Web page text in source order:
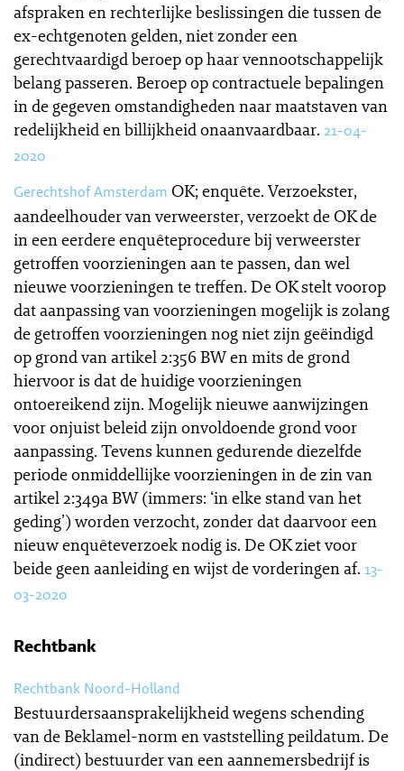
afspraken en rechterlijke beslissingen die tussen de
ex-echtgenoten gelden, niet zonder een
gerechtvaardigd beroep op haar vennootschappelijk
belang passeren. Beroep op contractuele bepalingen
in de gegeven omstandigheden naar maatstaven van
redelijkheid en billijkheid onaanvaardbaar. 21-04-
2020
Gerechtshof Amsterdam OK; enquête. Verzoekster,
aandeelhouder van verweerster, verzoekt de OK de
in een eerdere enquêteprocedure bij verweerster
getroffen voorzieningen aan te passen, dan wel
nieuwe voorzieningen te treffen. De OK stelt voorop
dat aanpassing van voorzieningen mogelijk is zolang
de getroffen voorzieningen nog niet zijn geëindigd
op grond van artikel 2:356 BW en mits de grond
hiervoor is dat de huidige voorzieningen
ontoereikend zijn. Mogelijk nieuwe aanwijzingen
voor onjuist beleid zijn onvoldoende grond voor
aanpassing. Tevens kunnen gedurende diezelfde
periode onmiddellijke voorzieningen in de zin van
artikel 2:349a BW (immers: ‘in elke stand van het
geding’) worden verzocht, zonder dat daarvoor een
nieuw enquêteverzoek nodig is. De OK ziet voor
beide geen aanleiding en wijst de vorderingen af. 13-
03-2020
Rechtbank
Rechtbank Noord-Holland
Bestuurdersaansprakelijkheid wegens schending
van de Beklamel-norm en vaststelling peildatum. De
(indirect) bestuurder van een aannemersbedrijf is